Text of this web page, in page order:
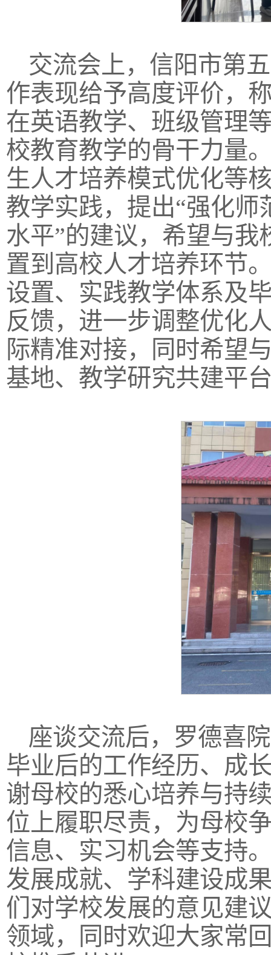
交流会上，信阳市第
作表现给予高度评价，
在英语教学、班级管理
校教育教学的骨干力量
生人才培养模式优化等
教学实践，提出“强化
水平”的建议，希望与
置到高校人才培养环节
设置、实践教学体系及
反馈，进一步调整优化
际精准对接，同时希望
基地、教学研究共建平
座谈交流后，罗德喜
毕业后的工作经历、成
谢母校的悉心培养与持
位上履职尽责，为母校
信息、实习机会等支持
发展成就、学科建设成
们对学校发展的意见建
领域，同时欢迎大家常